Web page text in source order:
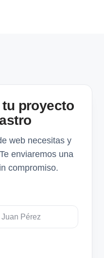
proyecto
web necesitas y
enviaremos una
compromiso.